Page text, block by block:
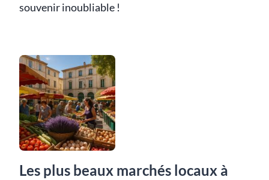
souvenir inoubliable !
Les plus beaux marchés locaux à